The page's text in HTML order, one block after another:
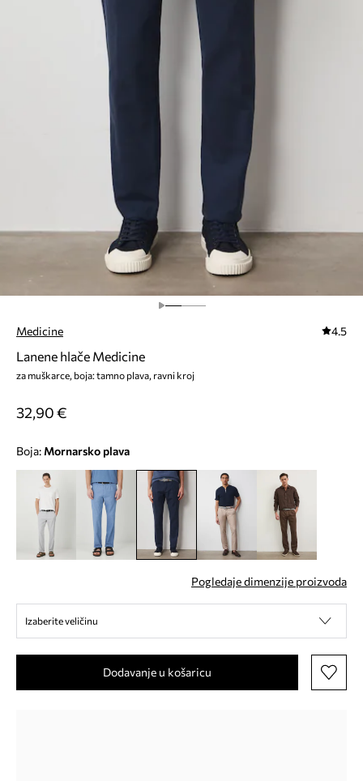
Medicine 4.5
Lanene hlače Medicine
za muškarce, boja: tamno plava, ravni kroj
32,90 €
Boja: mornarsko plava
Pogledaje dimenzije proizvoda
Izaberite veličinu
Dodavanje u košaricu